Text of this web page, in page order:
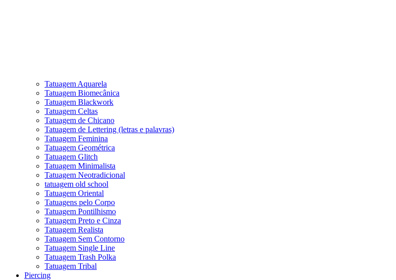
Tatuagem Aquarela
Tatuagem Biomecânica
Tatuagem Blackwork
Tatuagem Celtas
Tatuagem de Chicano
Tatuagem de Lettering (letras e palavras)
Tatuagem Feminina
Tatuagem Geométrica
Tatuagem Glitch
Tatuagem Minimalista
Tatuagem Neotradicional
tatuagem old school
Tatuagem Oriental
Tatuagens pelo Corpo
Tatuagem Pontilhismo
Tatuagem Preto e Cinza
Tatuagem Realista
Tatuagem Sem Contorno
Tatuagem Single Line
Tatuagem Trash Polka
Tatuagem Tribal
Piercing